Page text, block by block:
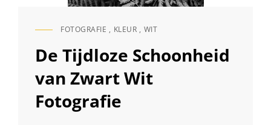
CAT
FOTOGRAFIE , KLEUR , WIT
De Tijdloze Schoonheid
van Zwart Wit
Fotografie